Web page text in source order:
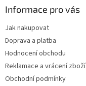
Informace pro vás
Jak nakupovat
Doprava a platba
Hodnocení obchodu
Reklamace a vrácení zboží
Obchodní podmínky